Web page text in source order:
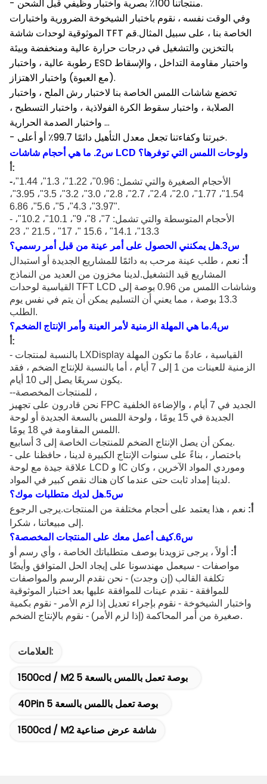
- منتجاتنا 100٪ بصرية واختبار وظيفي قبل الشحن.
وفي الوقت نفسه ، نقوم باختبار الشيخوخة الضرورية واختبارات
الموثوقية لوحدات شاشة TFT الخاصة بنا ، على سبيل المثال.قم
بالتخزين والتشغيل في درجات حرارة عالية ومنخفضة وبيئة
رطوبة عالية ، واختبار ESD واختبار مقاومة التداخل ، والإسقاط
(مع العبوة) واختبار الاهتزاز.
تخضع شاشات اللمس الخاصة بنا لاختبار رش الملح ، واختبار
الصلابة ، واختبار سقوط الكرة الفولاذية ، واختبار التسطيح ،
واختبار الصدمة الحرارية ...
- خبرتنا وكفاءتنا تجعل معدل التأهيل دائمًا 99.7٪ أو أعلى.
س2
. ما هي أحجام شاشات LCD ولوحات اللمس التي توفرها؟
أ:
-
الأحجام الصغيرة والتي تشمل: 0.96 "، 1.22 "، 1.3 "، 1.44 "،
1.54
"، 1.77 "، 2.0 "، 2.4 "، 2.7 "، 2.8 "، 3.0 "، 3.2 "، 3.5 "، 3.95 "،
3.97
"، 4.3 "، 5 "، 5.6 "، 6.86 ".
- الأحجام المتوسطة والتي تشمل: 7
"، 8 "، 9 "، 10.1 "، 10.2 "،
13.3"، 14.1" ، 15.6 "، 17" ، 21.5 "، 23
س3.هل يمكنني الحصول على أمر عينة من قبل أمر رسمي؟
أ: نعم ، طلب عينة مرحب به دائمًا للمشاريع الجديدة أو استبدال
المشاريع قيد التشغيل.لدينا مخزون من العديد من النماذج
القياسية لوحدات TFT LCD وشاشات اللمس من 0.96 بوصة إلى
13.3 بوصة ، مما يعني أن التسليم يمكن أن يتم في نفس يوم
الطلب.
س4.ما هي المهلة الزمنية لأمر العينة وأمر الإنتاج الضخم؟
أ:
- بالنسبة لمنتجات LXDisplay القياسية ، عادةً ما تكون المهلة
الزمنية للعينات من 1 إلى 7 أيام ، أما بالنسبة للإنتاج الضخم ، فقد
يكون سريعًا يصل إلى 10 أيام.
--للمنتجات المخصصة ،
نحن قادرون على تجهيز FPC الجديد في 7 أيام ، والإضاءة الخلفية
الجديدة في 15 يومًا ، ولوحة اللمس بالسعة الجديدة أو لوحة
اللمس المقاومة في 18 يومًا.
يمكن أن يصل الإنتاج الضخم للمنتجات الخاصة إلى 3 أسابيع.
- باختصار ، بناءً على سنوات الإنتاج الكبيرة لدينا ، حافظنا على
علاقة جيدة مع لوحة LCD و IC وموردي المواد الآخرين ، وكان
لدينا إمداد ثابت حتى عندما كان هناك نقص كبير في المواد.
س5.هل لديك متطلبات موك؟
أ: نعم ، هذا يعتمد على أحجام مختلفة من المنتجات.يرجى الرجوع
إلى مبيعاتنا ، شكرا.
س6.كيف أعمل معك على المنتجات المخصصة؟
أ: أولاً ، يرجى تزويدنا بوصف متطلباتك الخاصة ، وأي رسم أو
مواصفات - سيعمل مهندسونا على إيجاد الحل المتوافق وأيضًا
تكلفة القالب (إن وجدت) - نحن نقدم الرسم والمواصفات
للموافقة - نقدم عينات للموافقة عليها بعد اختبار الموثوقية
واختبار الشيخوخة - نقوم بإجراء تعديل إذا لزم الأمر - نقوم بكمية
صغيرة من أمر المحاكمة (إذا لزم الأمر) - نقوم بالإنتاج الضخم.
العلامات:
1500cd / M2 5 بوصة تعمل باللمس بالسعة
40Pin 5 بوصة تعمل باللمس بالسعة
1500cd / M2 شاشة عرض صناعية